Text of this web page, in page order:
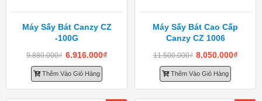
Máy Sấy Bát Canzy CZ
-100G
9.880.000₫ 6.916.000₫
Thêm Vào Giỏ Hàng
Máy Sấy Bát Cao Cấp
Canzy CZ 1006
11.500.000₫ 8.050.000₫
Thêm Vào Giỏ Hàng